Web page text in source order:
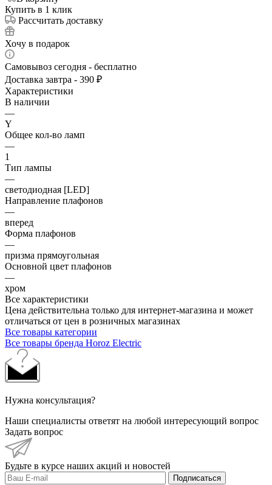
Купить в 1 клик
Рассчитать доставку
Хочу в подарок
Самовывоз сегодня - бесплатно
Доставка завтра - 390 ₽
Характеристики
В наличии
—
Y
Общее кол-во ламп
—
1
Тип лампы
—
светодиодная [LED]
Направление плафонов
—
вперед
Форма плафонов
—
призма прямоугольная
Основной цвет плафонов
—
хром
Все характеристики
Цена действительна только для интернет-магазина и может
отличаться от цен в розничных магазинах
Все товары категории
Все товары бренда Horoz Electric
Нужна консультация?
Наши специалисты ответят на любой интересующий вопрос
Задать вопрос
Будьте в курсе наших акций и новостей
Подписаться